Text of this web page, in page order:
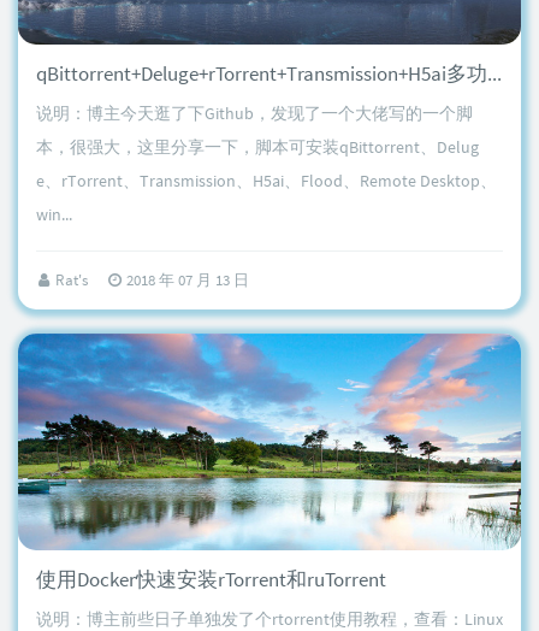
qBittorrent+Deluge+rTorrent+Transmission+H5ai多功能一键脚本
说明：博主今天逛了下Github，发现了一个大佬写的一个脚
本，很强大，这里分享一下，脚本可安装qBittorrent、Delug
e、rTorrent、Transmission、H5ai、Flood、Remote Desktop、
win...
Rat's 2018 年 07 月 13 日
使用Docker快速安装rTorrent和ruTorrent
说明：博主前些日子单独发了个rtorrent使用教程，查看：Linux